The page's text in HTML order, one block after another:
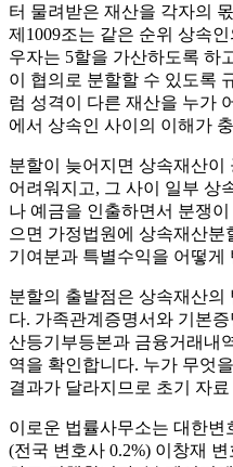
터 물려받은 재산을 각자의
제1009조는 같은 순위 상속
우자는 5할을 가산하도록 하
이 협의로 분할할 수 있도록
럼 성격이 다른 재산을 누가
에서 상속인 사이의 이해가
분할이 늦어지면 상속재산
어려워지고, 그 사이 일부 상
나 예금을 인출하면서 분쟁
으면 가정법원에 상속재산분
기여분과 특별수익을 어떻게
분할의 출발점은 상속재산의
다. 가족관계증명서와 기본
산등기부등본과 금융거래내
역을 확인합니다. 누가 무엇
결과가 달라지므로 초기 자
이로운 법률사무소는 대한
(전국 변호사 0.2%) 이창재